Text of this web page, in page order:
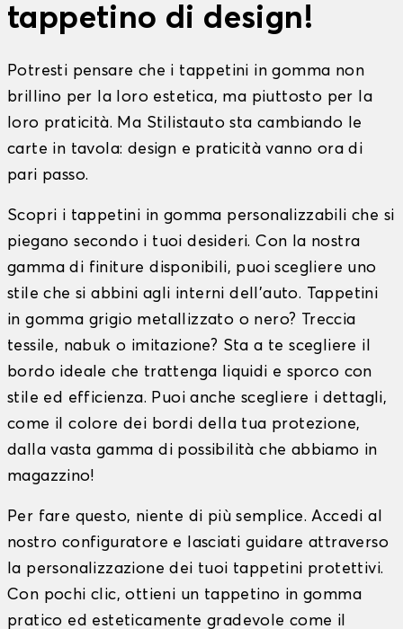
tappetino di design!
Potresti pensare che i tappetini in gomma non
brillino per la loro estetica, ma piuttosto per la
loro praticità. Ma Stilistauto sta cambiando le
carte in tavola: design e praticità vanno ora di
pari passo.
Scopri i tappetini in gomma personalizzabili che si
piegano secondo i tuoi desideri. Con la nostra
gamma di finiture disponibili, puoi scegliere uno
stile che si abbini agli interni dell'auto. Tappetini
in gomma grigio metallizzato o nero? Treccia
tessile, nabuk o imitazione? Sta a te scegliere il
bordo ideale che trattenga liquidi e sporco con
stile ed efficienza. Puoi anche scegliere i dettagli,
come il colore dei bordi della tua protezione,
dalla vasta gamma di possibilità che abbiamo in
magazzino!
Per fare questo, niente di più semplice. Accedi al
nostro configuratore e lasciati guidare attraverso
la personalizzazione dei tuoi tappetini protettivi.
Con pochi clic, ottieni un tappetino in gomma
pratico ed esteticamente gradevole come il